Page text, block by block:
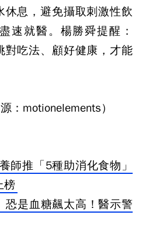
息，避免攝取刺激性飲
速就醫。楊勝舜提醒：
對吃法、顧好健康，才能
：motionelements）
師推「5種助消化食物」
榜
恐是血糖飆太高！醫示警